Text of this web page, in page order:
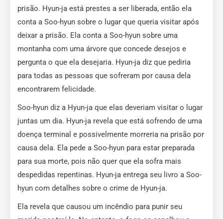
prisão. Hyun-ja está prestes a ser liberada, então ela
conta a Soo-hyun sobre o lugar que queria visitar após
deixar a prisão. Ela conta a Soo-hyun sobre uma
montanha com uma árvore que concede desejos e
pergunta o que ela desejaria. Hyun-ja diz que pediria
para todas as pessoas que sofreram por causa dela
encontrarem felicidade.
Soo-hyun diz a Hyun-ja que elas deveriam visitar o lugar
juntas um dia. Hyun-ja revela que está sofrendo de uma
doença terminal e possivelmente morreria na prisão por
causa dela. Ela pede a Soo-hyun para estar preparada
para sua morte, pois não quer que ela sofra mais
despedidas repentinas. Hyun-ja entrega seu livro a Soo-
hyun com detalhes sobre o crime de Hyun-ja.
Ela revela que causou um incêndio para punir seu